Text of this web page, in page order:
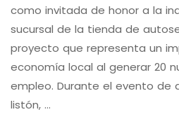
como invitada de honor a la
sucursal de la tienda de
proyecto que representa un
economía local al generar 20
empleo. Durante el evento de
listón, …